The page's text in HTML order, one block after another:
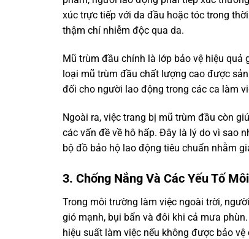
xúc trực tiếp với da đầu hoặc tóc trong
thậm chí nhiễm độc qua da.
Mũ trùm đầu chính là lớp bảo vệ hiệu quả
loại mũ trùm đầu chất lượng cao được
đối cho người lao động trong các ca làm
Ngoài ra, việc trang bị mũ trùm đầu còn
các vấn đề về hô hấp. Đây là lý do vì sao
bộ đồ bảo hộ lao động tiêu chuẩn nhằm
3. Chống Nắng Và Các Yếu Tố
Trong môi trường làm việc ngoài trời,
gió mạnh, bụi bẩn và đôi khi cả mưa
hiệu suất làm việc nếu không được bảo